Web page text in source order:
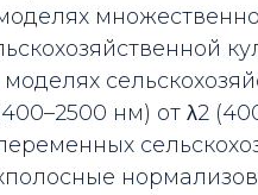
нм) от λ2